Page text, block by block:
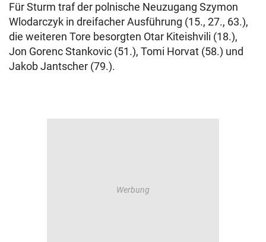
Für Sturm traf der polnische Neuzugang Szymon
Wlodarczyk in dreifacher Ausführung (15., 27., 63.),
die weiteren Tore besorgten Otar Kiteishvili (18.),
Jon Gorenc Stankovic (51.), Tomi Horvat (58.) und
Jakob Jantscher (79.).